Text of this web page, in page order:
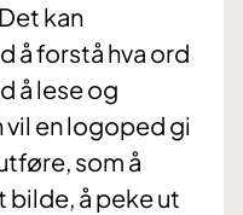
kan
å forstå hva ord
å lese og
vil en logoped gi
som å
bilde, å peke ut